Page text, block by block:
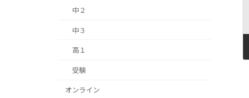
中２
中３
高１
受験
オンライン